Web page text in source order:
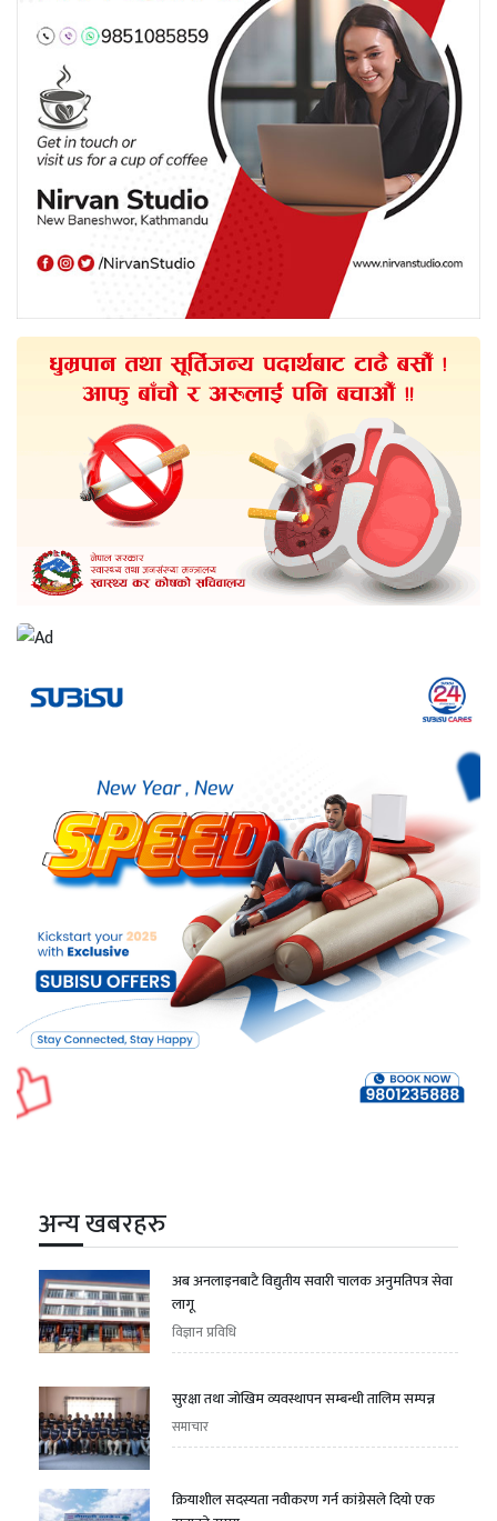
अन्य खबरहरु
अब अनलाइनबाटै विद्युतीय सवारी चालक अनुमतिपत्र सेवा
लागू
विज्ञान प्रविधि
सुरक्षा तथा जोखिम व्यवस्थापन सम्बन्धी तालिम सम्पन्न
समाचार
क्रियाशील सदस्यता नवीकरण गर्न कांग्रेसले दियो एक